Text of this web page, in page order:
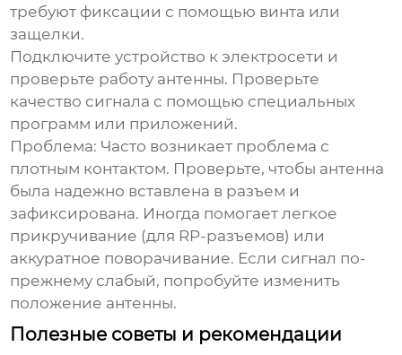
требуют фиксации с помощью винта или
защелки.
Подключите устройство к электросети и
проверьте работу антенны. Проверьте
качество сигнала с помощью специальных
программ или приложений.
Проблема: Часто возникает проблема с
плотным контактом. Проверьте, чтобы антенна
была надежно вставлена в разъем и
зафиксирована. Иногда помогает легкое
прикручивание (для RP-разъемов) или
аккуратное поворачивание. Если сигнал по-
прежнему слабый, попробуйте изменить
положение антенны.
Полезные советы и рекомендации